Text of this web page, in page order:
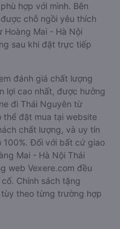
hợp với mình. Bên
chỗ ngồi yêu thích
Hoàng Mai - Hà Nội
sau khi đặt trực tiếp
đánh giá chất lượng
lợi cao nhất, được hưởng
đi Thái Nguyên từ
thể đặt mua tại website
chất lượng, và uy tín
100%. Đối với bất cứ giao
Mai - Hà Nội Thái
web Vexere.com đều
Chính sách tặng
theo từng trường hợp